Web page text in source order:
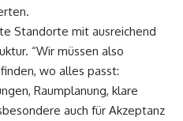
Standorte mit ausreichend
“Wir müssen also
wo alles passt:
Raumplanung, klare
auch für Akzeptanz